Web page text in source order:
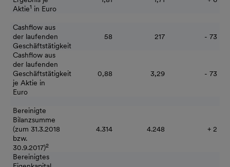
Aktie1 in Euro
Cashflow aus
der laufenden
Geschäftstätigkeit
58 217 - 73
Cashflow aus
der laufenden
Geschäftstätigkeit
je Aktie in
Euro
0,88 3,29 - 73
Bereinigte
Bilanzsumme
(zum 31.3.2018
bzw.
30.9.2017)2
4.314 4.248 + 2
Bereinigtes